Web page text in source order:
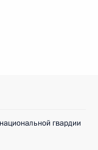
гвардии